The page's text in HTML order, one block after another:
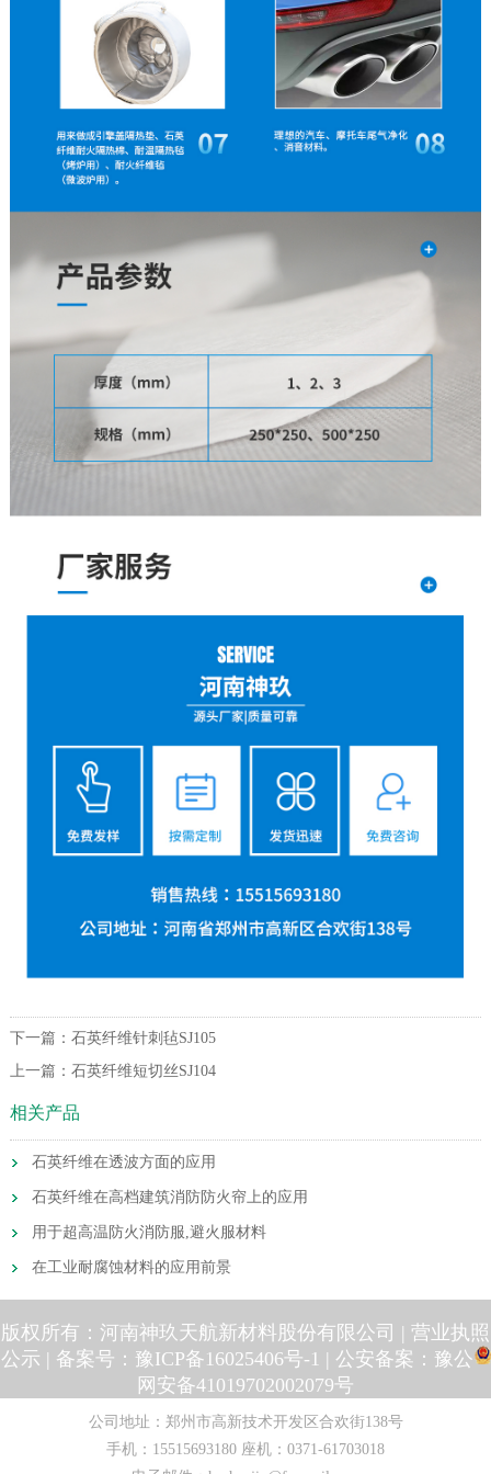
下一篇： 石英纤维针刺毡SJ105
上一篇： 石英纤维短切丝SJ104
相关产品
石英纤维在透波方面的应用
石英纤维在高档建筑消防防火帘上的应用
用于超高温防火消防服,避火服材料
在工业耐腐蚀材料的应用前景
版权所有：河南神玖天航新材料股份有限公司 | 营业执照
公示 | 备案号： 豫ICP备16025406号-1 | 公安备案： 豫公
网安备41019702002079号
公司地址：郑州市高新技术开发区合欢街138号
手机： 15515693180 座机： 0371-61703018